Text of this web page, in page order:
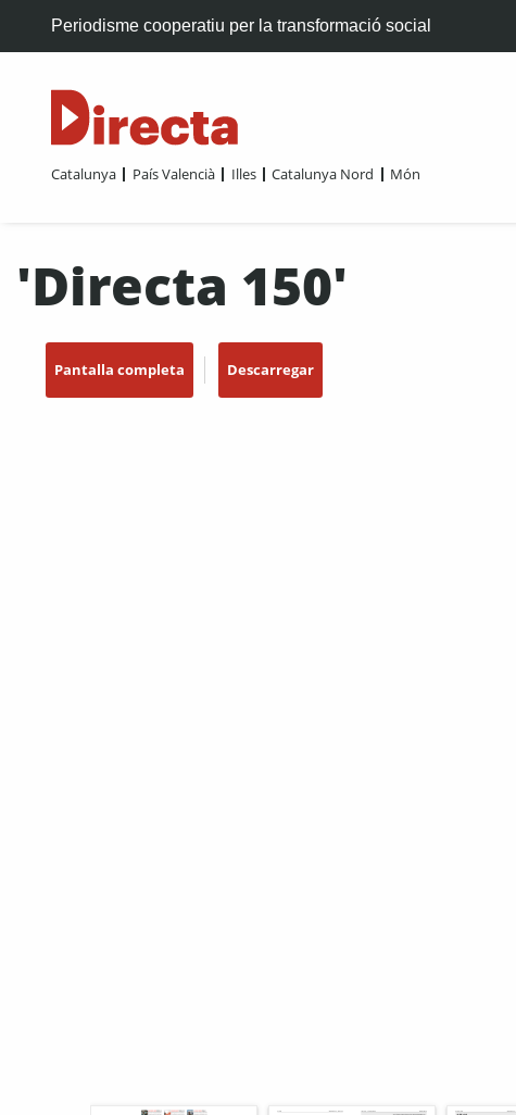
Periodisme cooperatiu per la transformació social
Catalunya País Valencià Illes Catalunya Nord Món
'Directa 150'
Pantalla completa Descarregar